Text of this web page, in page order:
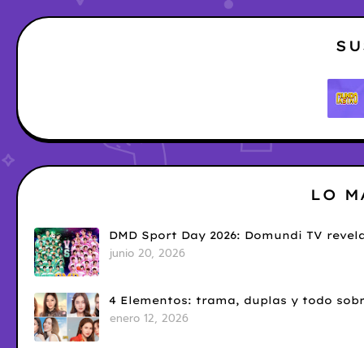
LO
DMD Sport Day 2026: Domundi TV
junio 20, 2026
4 Elementos: trama, duplas y todo
enero 12, 2026